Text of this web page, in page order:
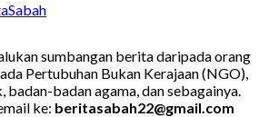
sumbangan berita daripada orang
Pertubuhan Bukan Kerajaan (NGO),
badan-badan agama, dan sebagainya.
ke: beritasabah22@gmail.com